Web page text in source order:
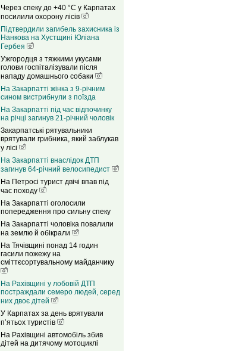
Через спеку до +40 °C у Карпатах
посилили охорону лісів
Підтвердили загибель захисника із
Нанкова на Хустщині Юліана
Гербея
Ужгородця з тяжкими укусами
голови госпіталізували після
нападу домашнього собаки
На Закарпатті жінка з 9-річним
сином вистрибнули з поїзда
На Закарпатті під час відпочинку
на річці загинув 21-річний чоловік
Закарпатські рятувальники
врятували грибника, який заблукав
у лісі
На Закарпатті внаслідок ДТП
загинув 64-річний велосипедист
На Петросі турист двічі впав під
час походу
На Закарпатті оголосили
попередження про сильну спеку
На Закарпатті чоловіка повалили
на землю й обікрали
На Тячівщині понад 14 годин
гасили пожежу на
сміттєсортувальному майданчику
На Рахівщині у лобовій ДТП
постраждали семеро людей, серед
них двоє дітей
У Карпатах за день врятували
п’ятьох туристів
На Рахівщині автомобіль збив
дітей на дитячому мотоциклі